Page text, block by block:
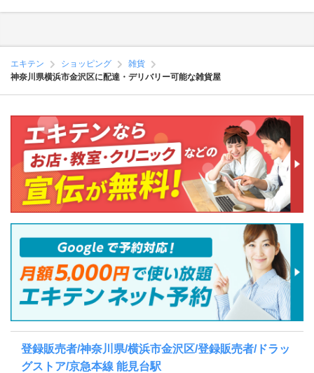
エキテン ショッピング
雑貨
神奈川県横浜市金沢区に配達・デリバリー可能な雑貨屋
登録販売者/神奈川県/横浜市金沢区/登録販売者/ドラッ
グストア/京急本線 能見台駅